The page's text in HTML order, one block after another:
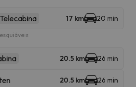
Telecabina 17 km 20 min
20.5 km 26 min
20.5 km 26 min